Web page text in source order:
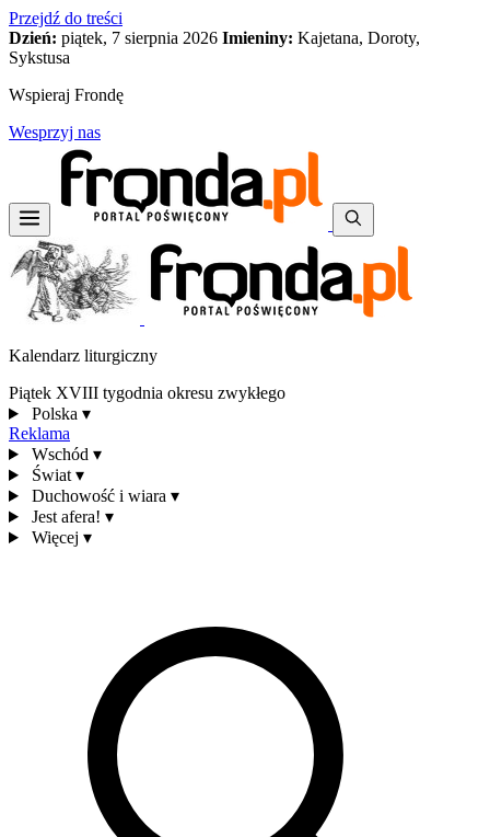
Przejdź do treści
Dzień: piątek, 7 sierpnia 2026 Imieniny: Kajetana, Doroty,
Sykstusa
Wspieraj Frondę
Wesprzyj nas
Kalendarz liturgiczny
Piątek XVIII tygodnia okresu zwykłego
Polska ▾
Reklama
Wschód ▾
Świat ▾
Duchowość i wiara ▾
Jest afera! ▾
Więcej ▾